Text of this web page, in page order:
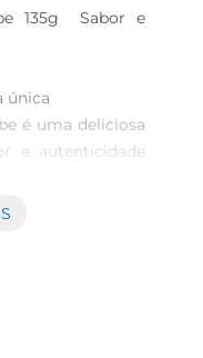
135g  Sabor e
única
é uma deliciosa
e autenticidade
em diversas